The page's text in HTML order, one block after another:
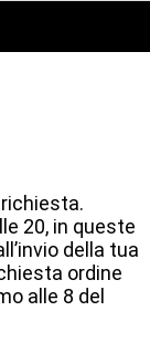
20, in queste
della tua
ordine
alle 8 del